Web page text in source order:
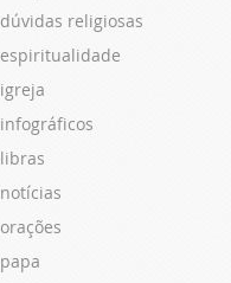
dúvidas religiosas
espiritualidade
igreja
infográficos
libras
notícias
orações
papa